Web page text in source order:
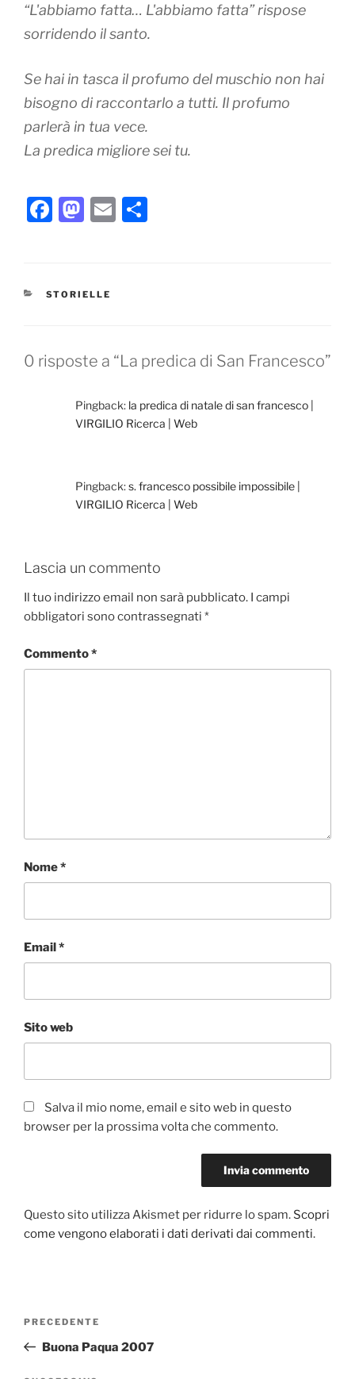
“L'abbiamo fatta… L'abbiamo fatta” rispose
sorridendo il santo.
Se hai in tasca il profumo del muschio non hai
bisogno di raccontarlo a tutti. Il profumo
parlerà in tua vece.
La predica migliore sei tu.
F
e
o
M
o
n
E
CATEGORIE
STORIELLE
0 risposte a “La predica di San Francesco”
Pingback: la predica di natale di san francesco |
VIRGILIO Ricerca | Web
Pingback:s. francesco possibile impossibile |
VIRGILIO Ricerca | Web
Lascia un commento
Il tuo indirizzo email non sarà pubblicato. I campi
obbligatori sono contrassegnati *
Commento*
Nome*
Email*
Sito web
Salva il mio nome, email e sito web in questo
browser per la prossima volta che commento.
Questo sito utilizza Akismet per ridurre lo spam. Scopri
come vengono elaborati i dati derivati dai commenti.
Articolo
precedente:
PRECEDENTE
Buona Paqua 2007